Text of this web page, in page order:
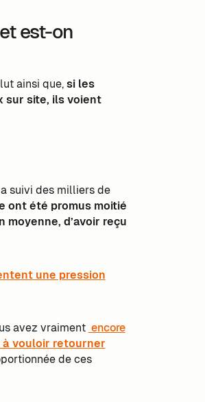
est-on
ainsi que,si les
sur site, ils voient
suivi des milliers de
ont été promus moitié
moyenne, d’avoir reçu
une pression
avez vraiment encore
vouloir retourner
de ces